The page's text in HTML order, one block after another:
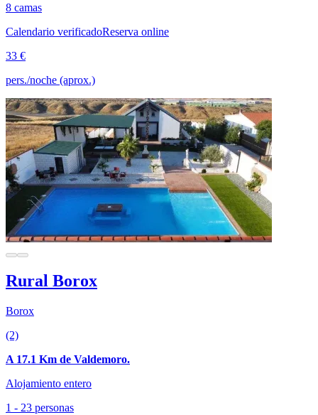
8 camas
Calendario verificadoReserva online
33 €
pers./noche (aprox.)
Rural Borox
Borox
(2)
A 17.1 Km de Valdemoro.
Alojamiento entero
1 - 23 personas